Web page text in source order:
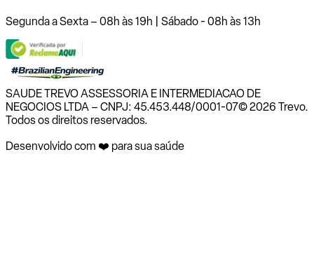
Segunda a Sexta – 08h às 19h | Sábado - 08h às 13h
SAUDE TREVO ASSESSORIA E INTERMEDIACAO DE
NEGOCIOS LTDA – CNPJ: 45.453.448/0001-07© 2026 Trevo.
Todos os direitos reservados.
Desenvolvido com ❤️ para sua saúde